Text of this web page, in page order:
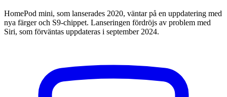
HomePod mini, som lanserades 2020, väntar på en uppdatering med
nya färger och S9-chippet. Lanseringen fördröjs av problem med
Siri, som förväntas uppdateras i september 2024.